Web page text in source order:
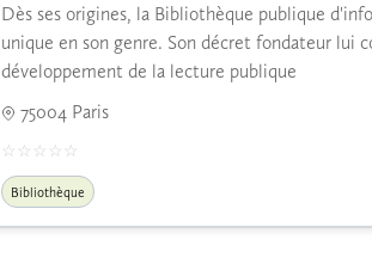
Dès ses origines, la Bibliothèque publique
unique en son genre. Son décret fondateur lui
développement de la lecture publique
75004 Paris
Bibliothèque